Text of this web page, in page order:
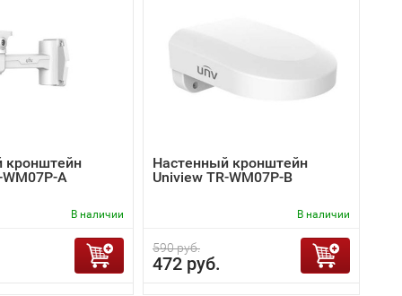
кронштейн
A
В наличии
Настенный кронштейн
Uniview TR-WM07P-B
В наличии
590 руб.
472 руб.